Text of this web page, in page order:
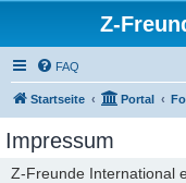
Z-
FAQ
Startseite Portal
Impressum
Z-Freunde International